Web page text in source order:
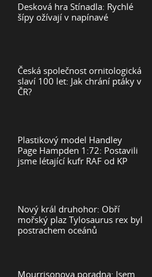
Desková hra Stínadla: Rychlé
šípy ožívají v napínavé
Česká společnost ornitologická
slaví 100 let: Jak chrání ptáky v
ČR?
Plastikový model Handley
Page Hampden 1:72: Postavili
jsme létající kufr RAF od KP
Nový král druhohor: Obří
mořský plaz Tylosaurus rex byl
postrachem oceánů
Mourrisonova poradna: Jsem